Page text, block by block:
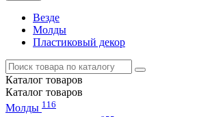
Везде
Молды
Пластиковый декор
Каталог товаров
Каталог товаров
Молды 116